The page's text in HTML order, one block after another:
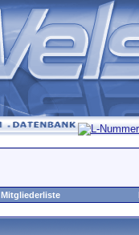
Mitgliederliste